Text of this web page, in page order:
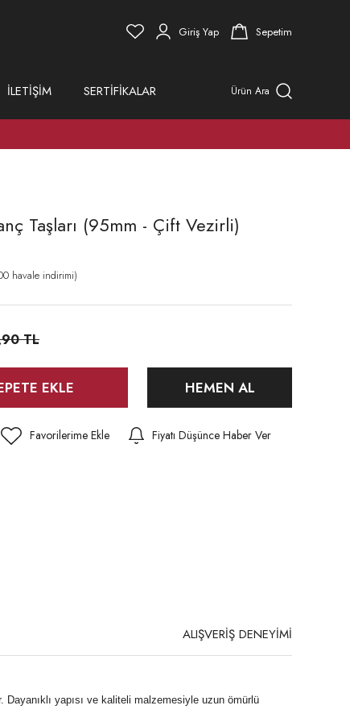
Giriş Yap Sepetim
İLETİŞİM SERTİFİKALAR Ürün Ara
Taşları (95mm - Çift Vezirli)
havale indirimi)
TL
EKLE HEMEN AL
Fiyatı Düşünce Haber Ver
ALIŞVERİŞ DENEYİMİ
yapısı ve kaliteli malzemesiyle uzun ömürlü